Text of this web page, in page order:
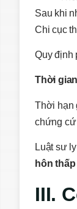
Sau khi
Chi cục
Quy định
Thời
Thời hạn
chứng cứ
Luật sư
hôn
III.